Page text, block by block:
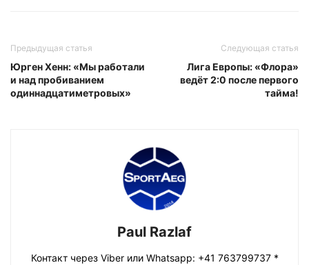
Предыдущая статья
Юрген Хенн: «Мы работали
и над пробиванием
одиннадцатиметровых»
Следующая статья
Лига Европы: «Флора»
ведёт 2:0 после первого
тайма!
Paul Razlaf
Контакт через Viber или Whatsapp: +41 763799737 *